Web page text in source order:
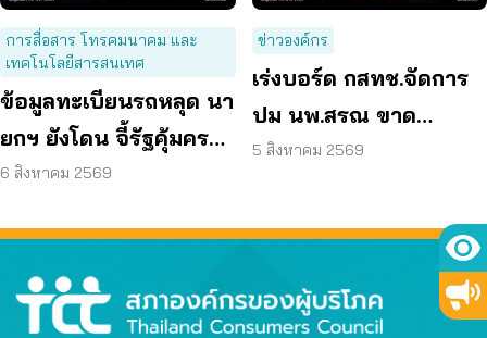
การสื่อสาร โทรคมนาคม และ
เทคโนโลยีสารสนเทศ
ข้อมูลทะเบียนรถหลุด นา
ยกฯ ยังโดน จี้รัฐคุ้มครอง
ข้อมูลส่วนบุคคล
6 สิงหาคม 2569
ข่าวองค์กร
เร่งบอร์ด กสทช.จัดการ
ปม นพ.สรณ ขาด
คุณสมบัติ ตามมติ
5 สิงหาคม 2569